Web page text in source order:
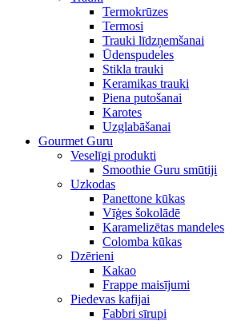
Termokrūzes
Termosi
Trauki līdzņemšanai
Ūdenspudeles
Stikla trauki
Keramikas trauki
Piena putošanai
Karotes
Uzglabāšanai
Gourmet Guru
Veselīgi produkti
Smoothie Guru smūtiji
Uzkodas
Panettone kūkas
Vīģes šokolādē
Karamelizētas mandeles
Colomba kūkas
Dzērieni
Kakao
Frappe maisījumi
Piedevas kafijai
Fabbri sīrupi